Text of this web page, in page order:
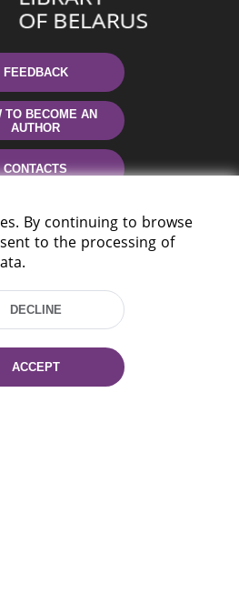
FEEDBACK
TO BECOME AN
AUTHOR
CONTACTS
HELP
Ave. 116, Minsk,
By continuing to browse
to the processing of
DECLINE
ACCEPT